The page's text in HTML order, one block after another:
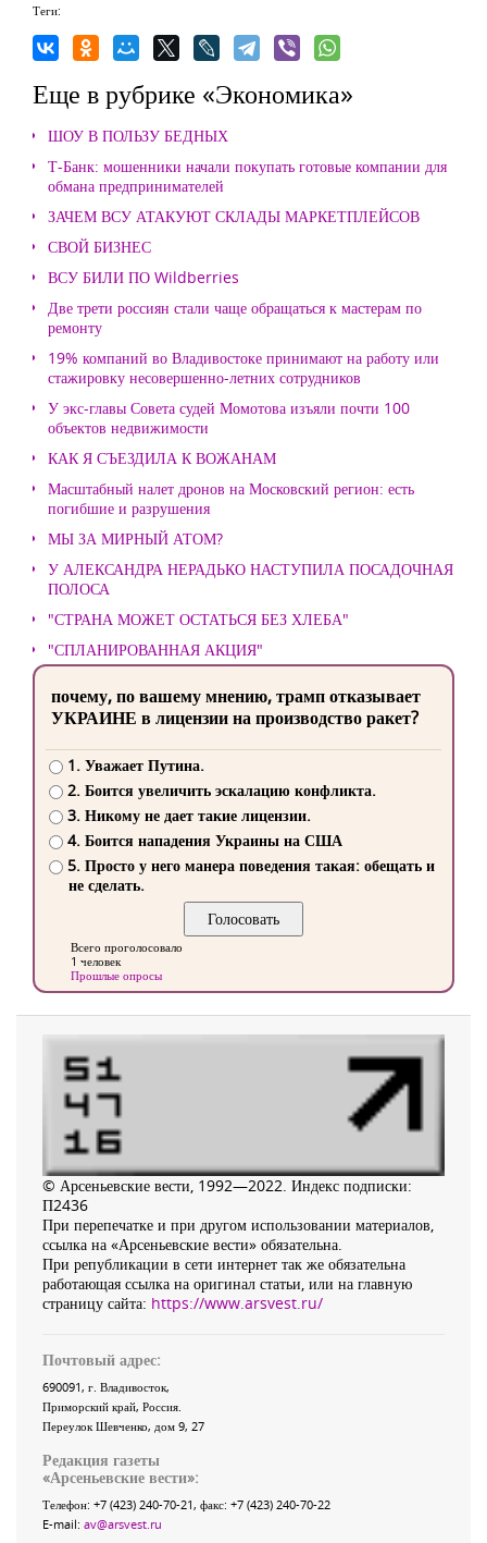
Теги:
Еще в рубрике «Экономика»
ШОУ В ПОЛЬЗУ БЕДНЫХ
Т-Банк: мошенники начали покупать готовые компании для
обмана предпринимателей
ЗАЧЕМ ВСУ АТАКУЮТ СКЛАДЫ МАРКЕТПЛЕЙСОВ
СВОЙ БИЗНЕС
ВСУ БИЛИ ПО Wildberries
Две трети россиян стали чаще обращаться к мастерам по
ремонту
19% компаний во Владивостоке принимают на работу или
стажировку несовершенно-летних сотрудников
У экс-главы Совета судей Момотова изъяли почти 100
объектов недвижимости
КАК Я СЪЕЗДИЛА К ВОЖАНАМ
Масштабный налет дронов на Московский регион: есть
погибшие и разрушения
МЫ ЗА МИРНЫЙ АТОМ?
У АЛЕКСАНДРА НЕРАДЬКО НАСТУПИЛА ПОСАДОЧНАЯ
ПОЛОСА
"СТРАНА МОЖЕТ ОСТАТЬСЯ БЕЗ ХЛЕБА"
"СПЛАНИРОВАННАЯ АКЦИЯ"
почему, по вашему мнению, трамп отказывает
УКРАИНЕ в лицензии на производство ракет?
1. Уважает Путина.
2. Боится увеличить эскалацию конфликта.
3. Никому не дает такие лицензии.
4. Боится нападения Украины на США
5. Просто у него манера поведения такая: обещать и
не сделать.
Всего проголосовало
1 человек
Прошлые опросы
© Арсеньевские вести, 1992—2022. Индекс подписки:
П2436
При перепечатке и при другом использовании материалов,
ссылка на «Арсеньевские вести» обязательна.
При републикации в сети интернет так же обязательна
работающая ссылка на оригинал статьи, или на главную
страницу сайта: https://www.arsvest.ru/
Почтовый адрес:
690091, г. Владивосток,
Приморский край, Россия.
Переулок Шевченко, дом 9, 27
Редакция газеты
«Арсеньевские вести»:
Телефон: +7 (423) 240-70-21, факс: +7 (423) 240-70-22
E-mail: av@arsvest.ru